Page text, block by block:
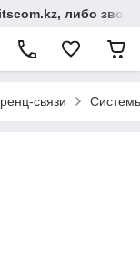
либо
связи